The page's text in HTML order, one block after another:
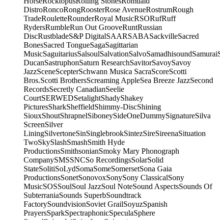
DistroRoncoRongRoosterRose AvenueRostrumRough
TradeRouletteRounderRoyal MusicRSORufRuff
RydersRumbleRun Out GrooveRuntRussian
DiscRustbladeS&P DigitalSAARSABASackvilleSacred
BonesSacred TongueSagaSagittarian
MusicSaguitariusSalsoulSalvationSalvoSamadhisoundSamurai
DucanSastruphonSaturn ResearchSavitorSavoySavoy
JazzSceneScepterSchwann Musica SacraScoreScotti
Bros.Scotti BrothersScreaming AppleSea Breeze JazzSecond
RecordsSecretly CanadianSeelie
CourtSERWEDSetalightShadyShakey
PicturesSharkSheffieldShimmy-DiscShining
SiouxShoutShrapnelSiboneySideOneDummySignatureSilva
ScreenSilver
LiningSilvertoneSinSinglebrookSintezSireSireenaSituation
TwoSkySlashSmashSmith Hyde
ProductionsSmithsonianSmoky Mary Phonograph
CompanySMSSNCSo RecordingsSolarSolid
StateSolitiSoLydSomaSomeSomersetSona Gaia
ProductionsSonetSonovoxSonySony ClassicalSony
MusicSOSSoulSoul JazzSoul NoteSound AspectsSounds Of
SubterraniaSounds SuperbSoundtrack
FactorySoundvisionSoviet GrailSoyuzSpanish
PrayersSparkSpectraphonicSpeculaSphere